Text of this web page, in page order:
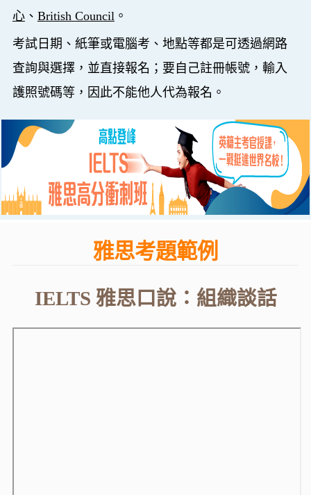
心、 British Council。
考試日期、紙筆或電腦考、地點等都是可透過網路
查詢與選擇，並直接報名；要自己註冊帳號，輸入
護照號碼等，因此不能他人代為報名。
雅思考題範例
IELTS 雅思口說：組織談話